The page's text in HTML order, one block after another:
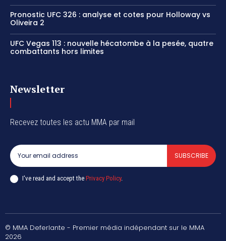
Pronostic UFC 326 : analyse et cotes pour Holloway vs
Oliveira 2
UFC Vegas 113 : nouvelle hécatombe à la pesée, quatre
combattants hors limites
Newsletter
Recevez toutes les actu MMA par mail
SUBSCRIBE
I've read and accept the Privacy Policy.
© MMA Deferlante - Premier média indépendant sur le MMA
2026